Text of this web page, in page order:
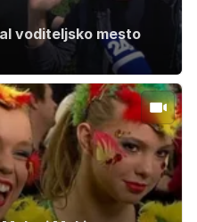
voditeljsko mesto